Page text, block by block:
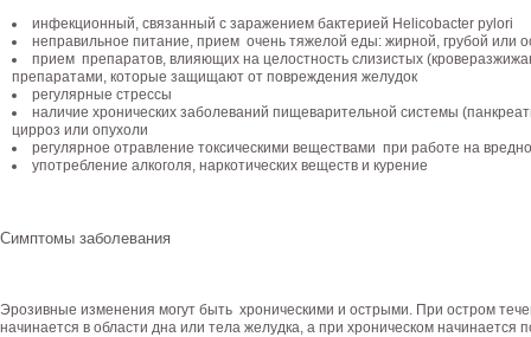
инфекционный, связанный с заражением бактерией Helicobacter pylori
неправильное питание, прием очень тяжелой еды: жирной, грубой или
прием препаратов, влияющих на целостность слизистых
препаратами, которые защищают от повреждения желудок
регулярные стрессы
наличие хронических заболеваний пищеварительной системы
цирроз или опухоли
регулярное отравление токсическими веществами при работе на
употребление алкоголя, наркотических веществ и курение
Симптомы заболевания
Эрозивные изменения могут быть хроническими и острыми. При остром
начинается в области дна или тела желудка, а при хроническом начинается